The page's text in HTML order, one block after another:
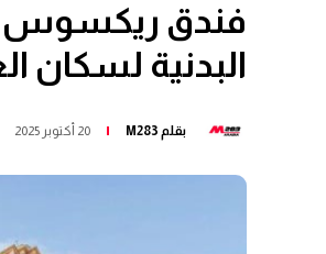
فندق ريكسوس
البدنية لسكان
بقلم M283 20 أكتوبر 2025